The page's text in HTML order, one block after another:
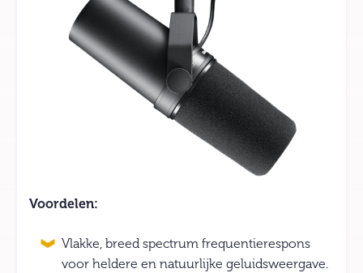
Voordelen:
Vlakke, breed spectrum frequentierespons
voor heldere en natuurlijke geluidsweergave.